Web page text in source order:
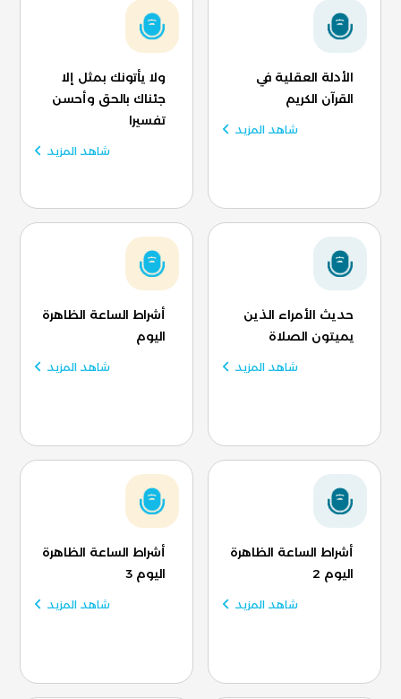
الأدلة العقلية في
القرآن الكريم
شاهد المزيد
ولا يأتونك بمثل إلا
جئناك بالحق وأحسن
تفسيرا
شاهد المزيد
حديث الأمراء الذين
يميتون الصلاة
شاهد المزيد
أشراط الساعة الظاهرة
اليوم
شاهد المزيد
أشراط الساعة الظاهرة
اليوم 2
شاهد المزيد
أشراط الساعة الظاهرة
اليوم 3
شاهد المزيد